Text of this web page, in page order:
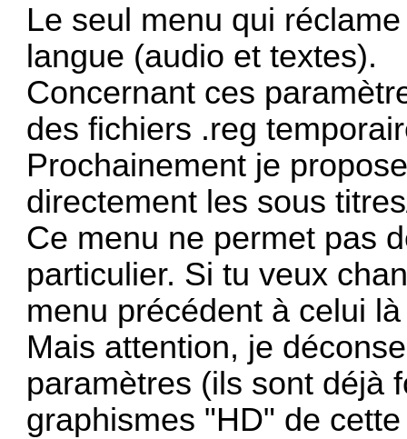
Le seul menu qui
langue (audio et textes).
Concernant ces
des fichiers .reg
Prochainement je
directement les sous
Ce menu ne permet pas
particulier. Si tu veux
menu précédent à celui
Mais attention, je
paramètres (ils sont déjà
graphismes "HD" de